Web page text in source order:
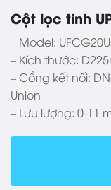
Cột lọc tinh
– Model:
– Kích thước:
– Cổng kết nối:
Union
– Lưu lượng: 0-11